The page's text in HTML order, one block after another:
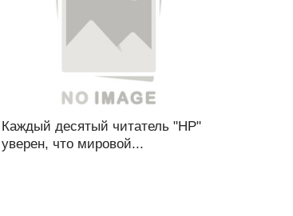
Каждый десятый читатель "НР"
уверен, что мировой...